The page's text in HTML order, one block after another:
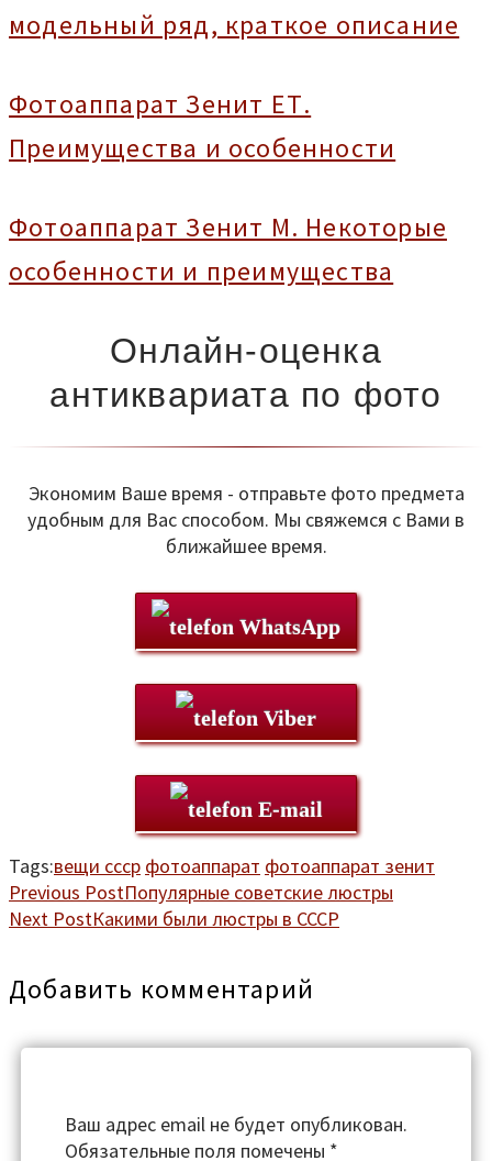
модельный ряд, краткое описание
Фотоаппарат Зенит ЕТ.
Преимущества и особенности
Фотоаппарат Зенит М. Некоторые
особенности и преимущества
Онлайн-оценка
антиквариата по фото
Экономим Ваше время - отправьте фото предмета
удобным для Вас способом. Мы свяжемся с Вами в
ближайшее время.
WhatsApp
Viber
E-mail
Tags:вещи ссср фотоаппарат фотоаппарат зенит
Previous PostПопулярные советские люстры
Next PostКакими были люстры в СССР
Добавить комментарий
Ваш адрес email не будет опубликован.
Обязательные поля помечены *